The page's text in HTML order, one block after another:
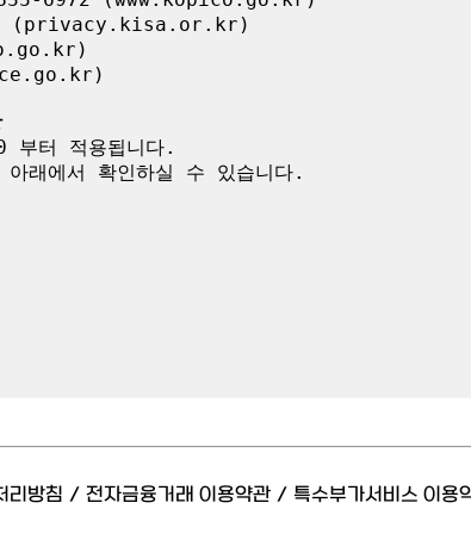
(privacy.kisa.or.kr)
터 적용됩니다.
래에서 확인하실 수 있습니다.
리방침 / 전자금융거래 이용약관 / 특수부가서비스 이용